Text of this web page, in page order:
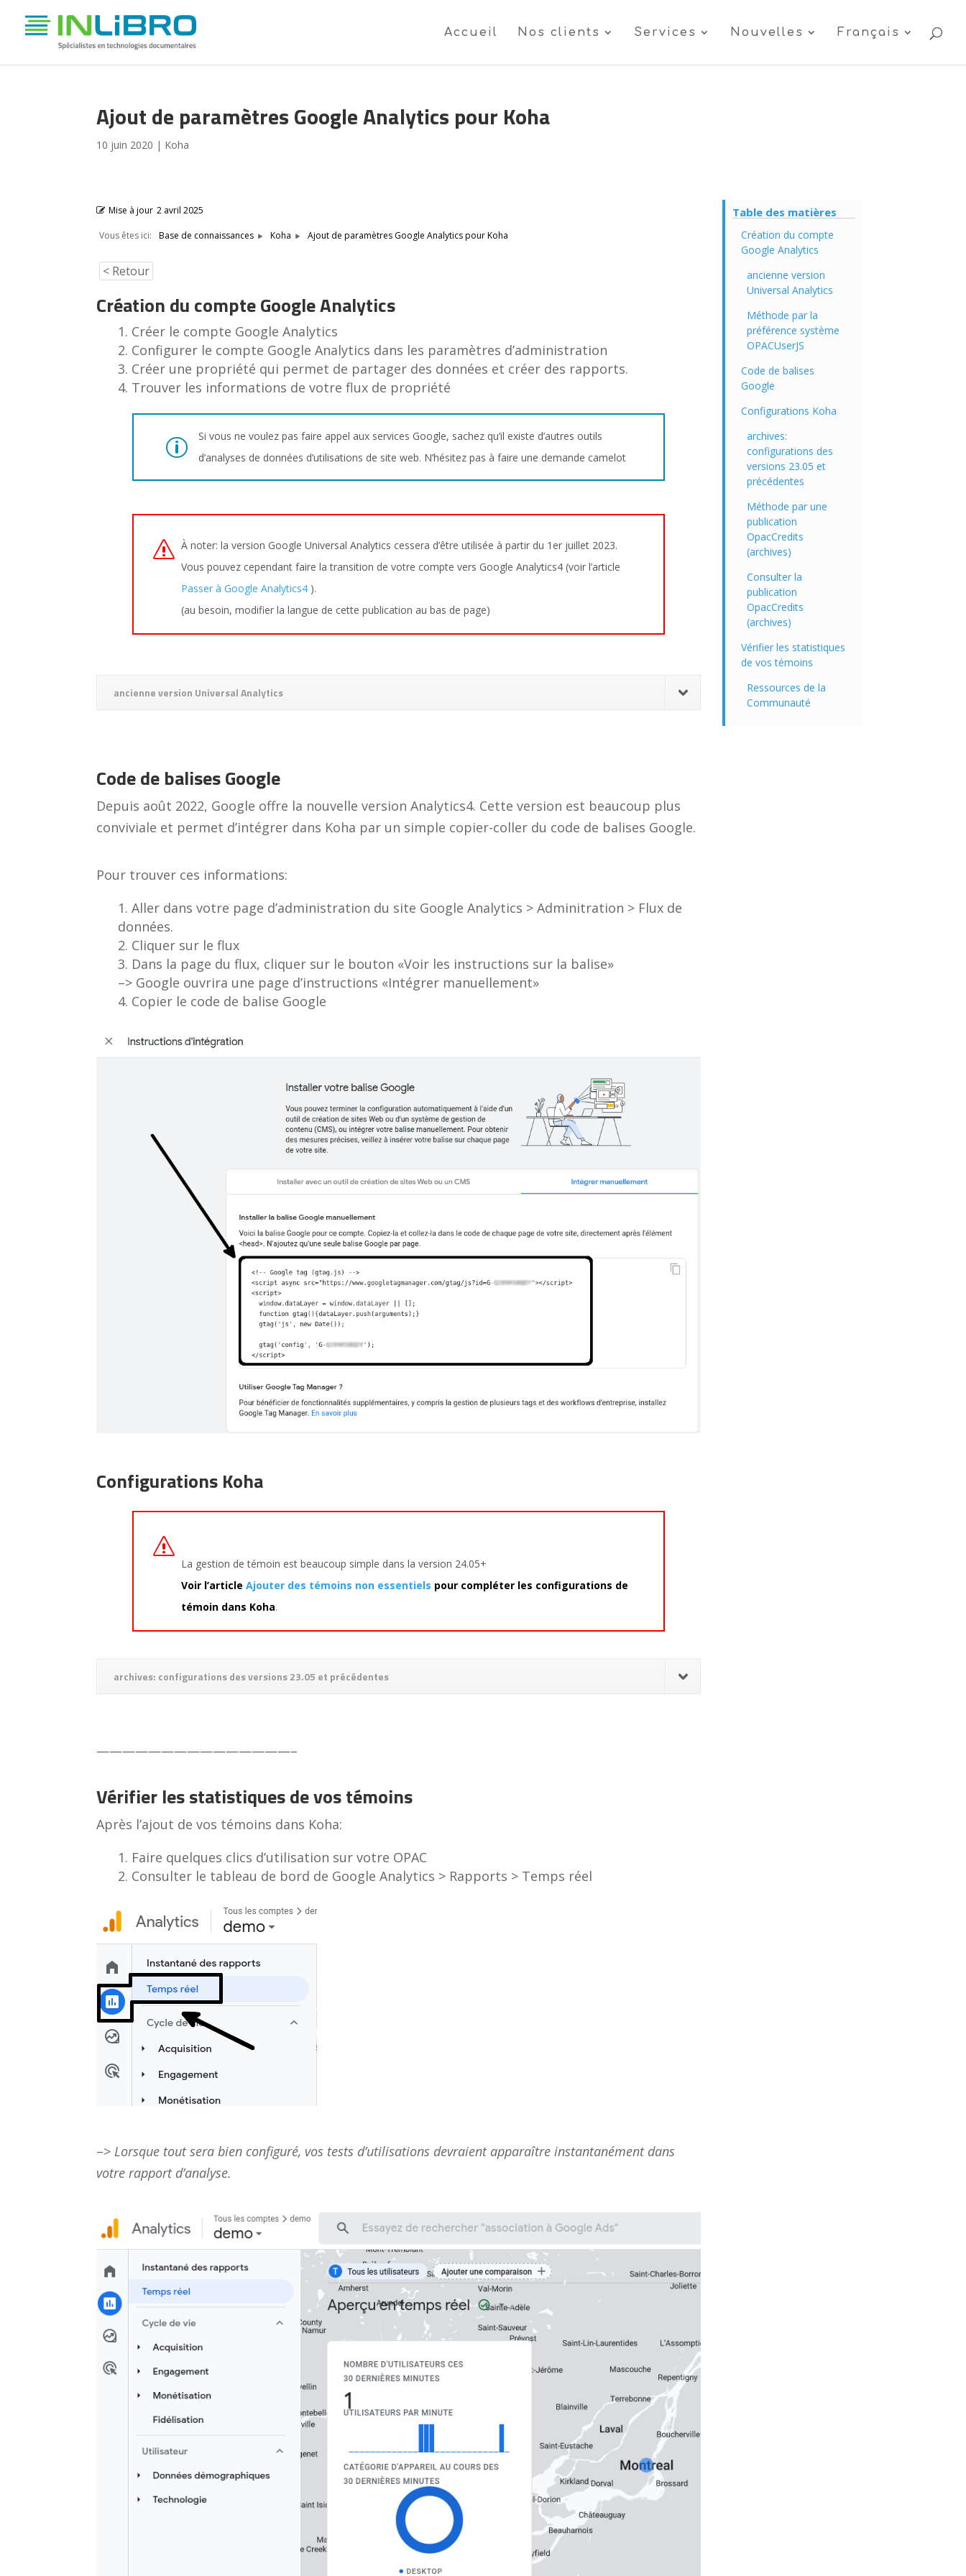
Accueil Nos clients Services Nouvelles Français
Ajout de paramètres Google Analytics pour Koha
10 juin 2020 | Koha
Mise à jour 2 avril 2025
Vous êtes ici: Base de connaissances Koha Ajout de paramètres Google Analytics pour Koha
< Retour
Création du compte Google Analytics
Créer le compte Google Analytics
Configurer le compte Google Analytics dans les paramètres d’administration
Créer une propriété qui permet de partager des données et créer des rapports.
Trouver les informations de votre flux de propriété
Si vous ne voulez pas faire appel aux services Google, sachez qu’il existe d’autres outils
d’analyses de données d’utilisations de site web. N’hésitez pas à faire une demande camelot
À noter: la version Google Universal Analytics cessera d’être utilisée à partir du 1er juillet 2023.
Vous pouvez cependant faire la transition de votre compte vers Google Analytics4 (voir l’article
Passer à Google Analytics4 ).
(au besoin, modifier la langue de cette publication au bas de page)
ancienne version Universal Analytics
Code de balises Google
Depuis août 2022, Google offre la nouvelle version Analytics4. Cette version est beaucoup plus
conviviale et permet d’intégrer dans Koha par un simple copier-coller du code de balises Google.
Pour trouver ces informations:
Aller dans votre page d’administration du site Google Analytics > Adminitration > Flux de
données.
Cliquer sur le flux
Dans la page du flux, cliquer sur le bouton «Voir les instructions sur la balise»
–> Google ouvrira une page d’instructions «Intégrer manuellement»
Copier le code de balise Google
Configurations Koha
La gestion de témoin est beaucoup simple dans la version 24.05+
Voir l’article Ajouter des témoins non essentiels pour compléter les configurations de
témoin dans Koha.
archives: configurations des versions 23.05 et précédentes
———————————————–
Vérifier les statistiques de vos témoins
Après l’ajout de vos témoins dans Koha:
Faire quelques clics d’utilisation sur votre OPAC
Consulter le tableau de bord de Google Analytics > Rapports > Temps réel
–> Lorsque tout sera bien configuré, vos tests d’utilisations devraient apparaître instantanément dans
votre rapport d’analyse.
Table des matières
Création du compte
Google Analytics
ancienne version
Universal Analytics
Méthode par la
préférence système
OPACUserJS
Code de balises
Google
Configurations Koha
archives:
configurations des
versions 23.05 et
précédentes
Méthode par une
publication
OpacCredits
(archives)
Consulter la
publication
OpacCredits
(archives)
Vérifier les statistiques
de vos témoins
Ressources de la
Communauté